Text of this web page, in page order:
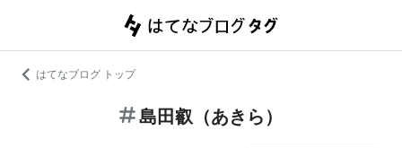
はてなブログ トップ
島田叡（あきら）